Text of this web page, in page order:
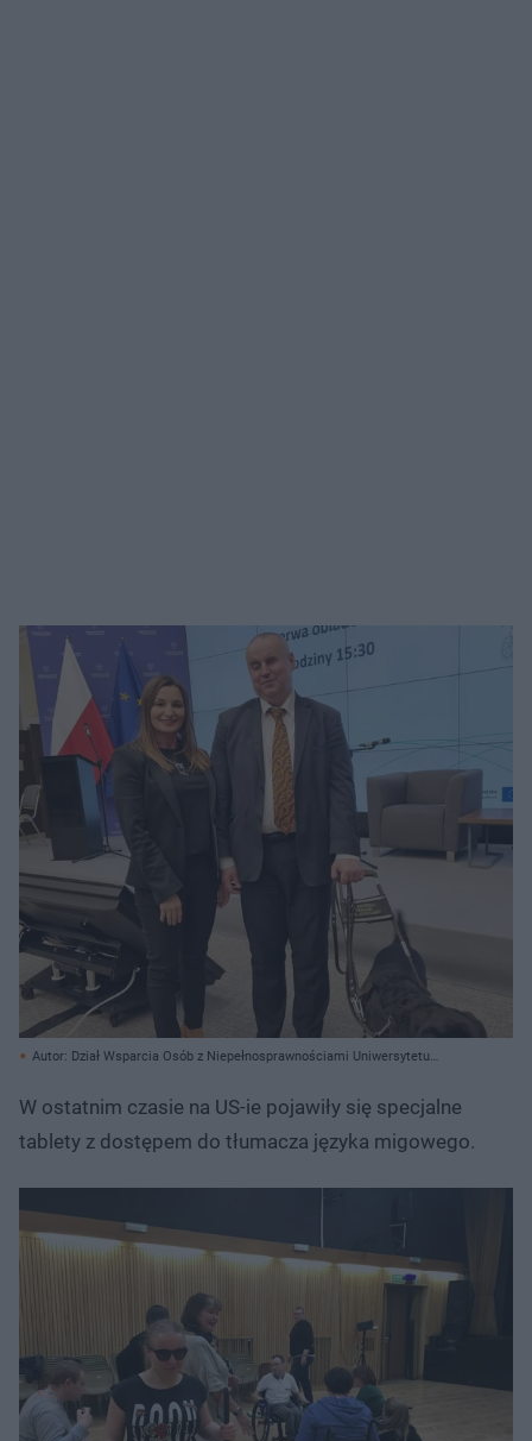
Autor: Dział Wsparcia Osób z Niepełnosprawnościami Uniwersytetu
W ostatnim czasie na US-ie pojawiły się specjalne
tablety z dostępem do tłumacza języka migowego.